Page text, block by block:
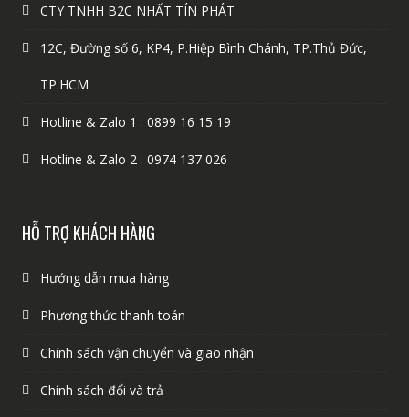
CTY TNHH B2C NHẤT TÍN PHÁT
12C, Đường số 6, KP4, P.Hiệp Bình Chánh, TP.Thủ Đức,
TP.HCM
Hotline & Zalo 1 : 0899 16 15 19
Hotline & Zalo 2 : 0974 137 026
HỖ TRỢ KHÁCH HÀNG
Hướng dẫn mua hàng
Phương thức thanh toán
Chính sách vận chuyển và giao nhận
Chính sách đổi và trả